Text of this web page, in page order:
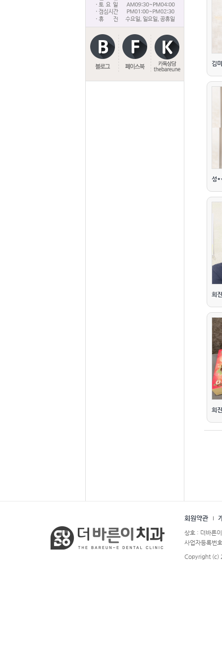
김
성
희
희
회원약관
상호 : 더바른
사업자등록번
Copyright (c)